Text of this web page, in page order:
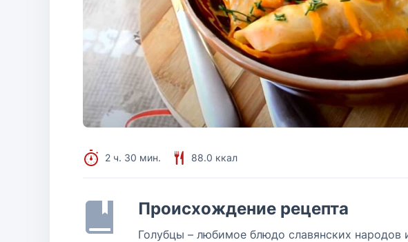
2 ч. 30 мин. 88.0 ккал
Происхождение рецепта
Голубцы – любимое блюдо славянских